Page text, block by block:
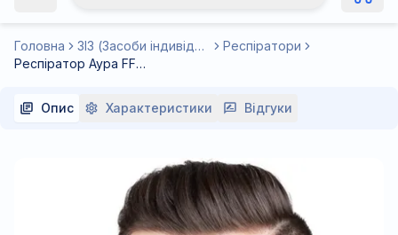
Головна ЗІЗ (Засоби індивідуального захисту)
Респіратори
Респіратор Аура FFP-3 (аналог 3М 9332 Aura FFP3 з клапаном видиху) (для захисту органів дихання від пилу і аерозолів) з кріпленням на вухах
Опис Характеристики Відгуки